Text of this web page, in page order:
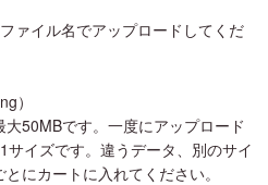
ァイル名でアップロードしてくだ
）
50MBです。一度にアップロード
イズです。違うデータ、別のサイ
にカートに入れてください。